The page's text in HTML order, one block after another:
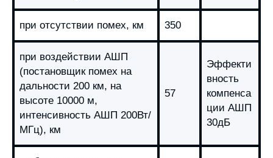
при отсутствии помех, км 350
при воздействии АШП
(постановщик помех на
дальности 200 км, на
высоте 10000 м,
интенсивность АШП 200Вт/
МГц), км
57
Эффекти
вность
компенса
ции АШП
30дБ